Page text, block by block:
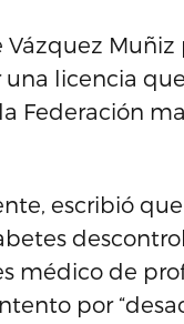
Muñiz
licencia
Federación
escribió
médico de
por